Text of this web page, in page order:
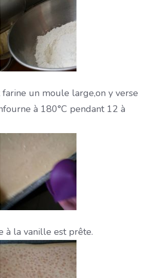
un moule large,on y verse
à 180°C pendant 12 à
à la vanille est prête.